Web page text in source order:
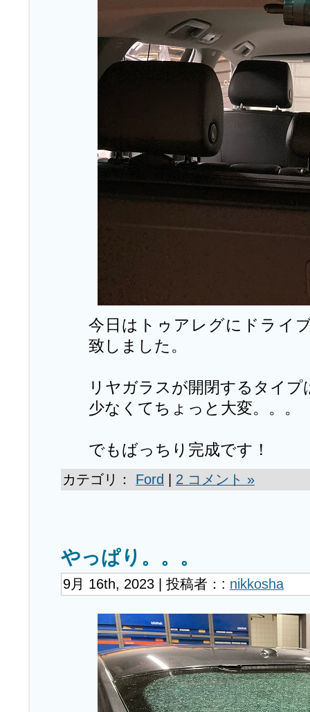
今日はトゥアレグにドライ
致しました。
リヤガラスが開閉するタイプ
少なくてちょっと大変。。。
でもばっちり完成です！
カテゴリ： Ford 2 コメント »
やっぱり。。。
9月 16th, 2023 | 投稿者：: nikkosha